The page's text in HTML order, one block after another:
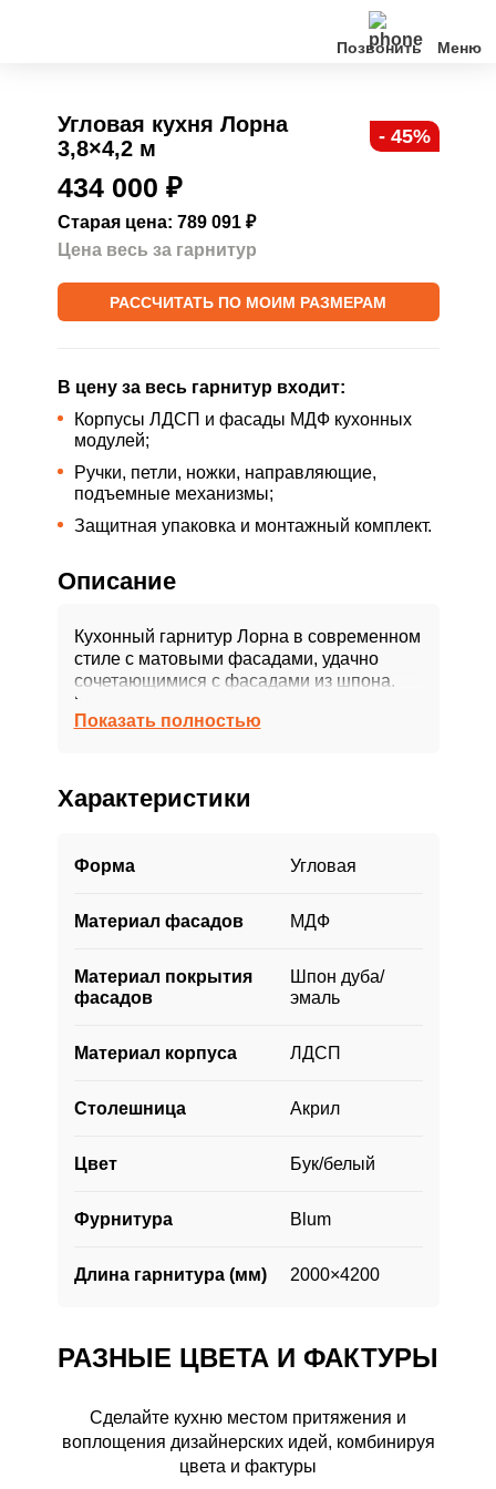
Позвонить
Клиентам
О нас
Акции
Угловая кухня Лорна
3,8×4,2 м
- 45%
434 000 ₽
Старая цена: 789 091 ₽
Цена весь за гарнитур
РАССЧИТАТЬ ПО МОИМ РАЗМЕРАМ
В цену за весь гарнитур входит:
Корпусы ЛДСП и фасады МДФ кухонных
модулей;
Ручки, петли, ножки, направляющие,
подъемные механизмы;
Защитная упаковка и монтажный комплект.
Описание
Кухонный гарнитур Лорна в современном
стиле с матовыми фасадами, удачно
сочетающимися с фасадами из шпона.
Контрастная черная столешница с
фартуком из темного мрамора придает
Шкаф-пенал дает возможность
установить духовой шкаф на удобной для
организовать дополнительное хранение.
Встроенные посудомойка и холодильник
нарушают целостность пространства.
комфортом заниматься готовкой и не
переживать за внешнее состояние
фасадов.
Показать полностью
Характеристики
Форма Угловая
Материал фасадов МДФ
Материал покрытия
фасадов
Шпон дуба/
эмаль
Материал корпуса ЛДСП
Столешница Акрил
Цвет Бук/белый
Фурнитура Blum
Длина гарнитура (мм) 2000×4200
РАЗНЫЕ ЦВЕТА И ФАКТУРЫ
Сделайте кухню местом притяжения и
воплощения дизайнерских идей, комбинируя
цвета и фактуры
РАЗНЫЕ ЦВЕТА И ФАКТУРЫ